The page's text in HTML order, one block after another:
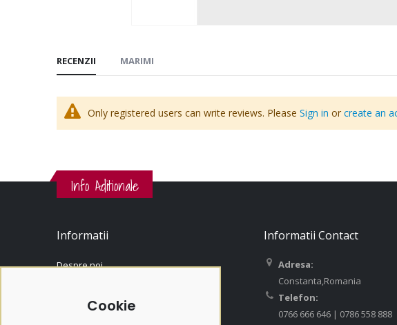
Cookie
RECENZII
Only registered users can write reviews. Please Sign in or create an
MARIMI
Info Aditionale
Informatii
Despre noi
Contul Meu
Informatii Contact
Adresa:
Constanta,Romania
Telefon:
0766 666 646 | 0786 558 888